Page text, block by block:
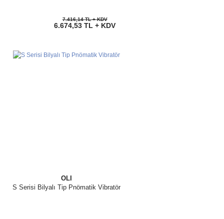
7.416,14 TL + KDV
6.674,53 TL + KDV
OLI
S Serisi Bilyalı Tip Pnömatik Vibratör